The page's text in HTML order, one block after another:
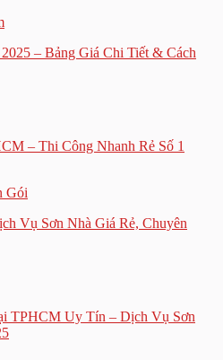
– Bảng Giá Chi Tiết & Cách
– Thi Công Nhanh Rẻ Số 1
Vụ Sơn Nhà Giá Rẻ, Chuyên
TPHCM Uy Tín – Dịch Vụ Sơn